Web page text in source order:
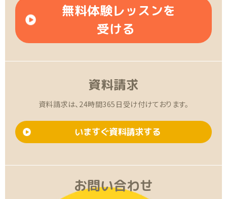
無料体験レッスンを
受ける
資料請求
資料請求は、24時間365日受け付けております。
いますぐ資料請求する
お問い合わせ